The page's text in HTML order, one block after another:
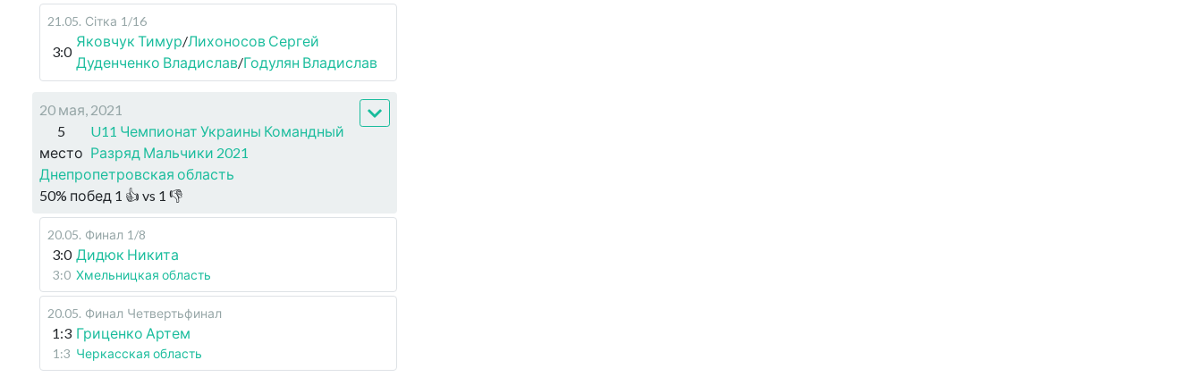
21.05. Сітка 1/16
3:0
Яковчук Тимур/Лихоносов Сергей
Дуденченко Владислав/Годулян Владислав
20 мая, 2021
5
место
U11 Чемпионат Украины Командный
Разряд Мальчики 2021
Днепропетровская область
50% побед 1 👍 vs 1 👎
20.05. Финал 1/8
3:0 Дидюк Никита
3:0 Хмельницкая область
20.05. Финал Четвертьфинал
1:3 Гриценко Артем
1:3 Черкасская область